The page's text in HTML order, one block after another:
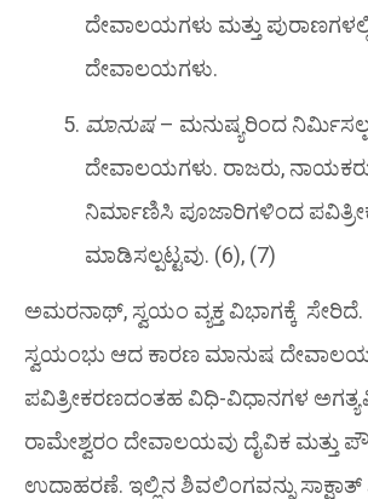
ದೇವಾಲಯಗಳು ಮತ್ತು
ದೇವಾಲಯಗಳು.
ಮಾನುಷ– ಮನುಷ್ಯರಿಂದ
ದೇವಾಲಯಗಳು. ರಾಜರು, ನಾಯಕರು,
ನಿರ್ಮಾಣಿಸಿ ಪೂಜಾರಿಗಳಿಂದ
ಮಾಡಿಸಲ್ಪಟ್ಟವು. (6), (7)
ಅಮರನಾಥ್, ಸ್ವಯಂ ವ್ಯಕ್ತವಿಭಾಗಕ್ಕೆ
ಸ್ವಯಂಭು ಆದ ಕಾರಣ ಮಾನುಷ
ಪವಿತ್ರೀಕರಣದಂತಹ ವಿಧಿ-ವಿಧಾನಗಳ
ರಾಮೇಶ್ವರಂ ದೇವಾಲಯವು ದೈವಿಕ ಮತ್ತು
ಉದಾಹರಣೆ. ಇಲ್ಲಿನ ಶಿವಲಿಂಗವನ್ನು ಸಾಕ್ಷಾತ್